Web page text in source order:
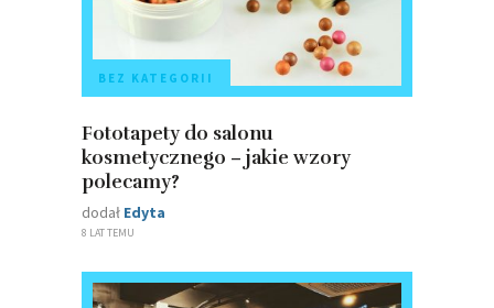
BEZ KATEGORII
Fototapety do salonu
kosmetycznego – jakie wzory
polecamy?
dodał Edyta
8 LAT TEMU